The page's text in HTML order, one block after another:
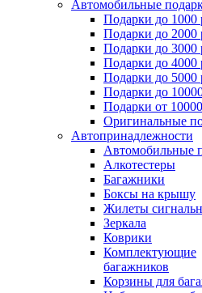
Автомобильные
Подарки до 1000
Подарки до 2000
Подарки до 3000
Подарки до 4000
Подарки до 5000
Подарки до
Подарки от
Оригинальные
Автопринадлежности
Автомобильные
Алкотестеры
Багажники
Боксы на крышу
Жилеты
Зеркала
Коврики
Комплектующие
багажников
Корзины для